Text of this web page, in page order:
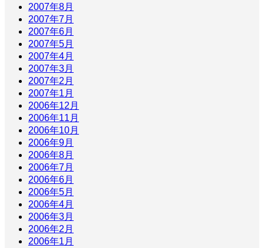
2007年8月
2007年7月
2007年6月
2007年5月
2007年4月
2007年3月
2007年2月
2007年1月
2006年12月
2006年11月
2006年10月
2006年9月
2006年8月
2006年7月
2006年6月
2006年5月
2006年4月
2006年3月
2006年2月
2006年1月